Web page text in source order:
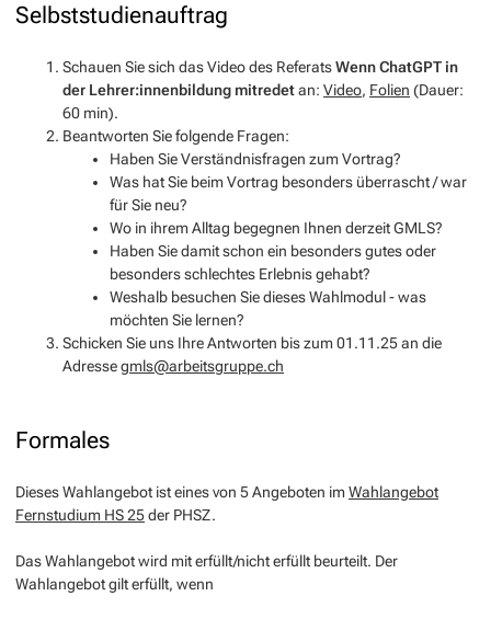
Selbststudienauftrag
Schauen Sie sich das Video des ReferatsWenn ChatGPT in
der Lehrer:innenbildung mitredetan:Video, Folien (Dauer:
60 min).
Beantworten Sie folgende Fragen:
Haben Sie Verständnisfragen zum Vortrag?
Was hat Sie beim Vortrag besonders überrascht / war
für Sie neu?
Wo in ihrem Alltag begegnen Ihnen derzeit GMLS?
Haben Sie damit schon ein besonders gutes oder
besonders schlechtes Erlebnis gehabt?
Weshalb besuchen Sie dieses Wahlmodul - was
möchten Sie lernen?
Schicken Sie uns Ihre Antworten bis zum 01.11.25 an die
Adressegmls@arbeitsgruppe.ch
Formales
Dieses Wahlangebot ist eines von 5 Angeboten im Wahlangebot
Fernstudium HS 25der PHSZ.
Das Wahlangebot wird mit erfüllt/nicht erfüllt beurteilt. Der
Wahlangebot gilt erfüllt, wenn